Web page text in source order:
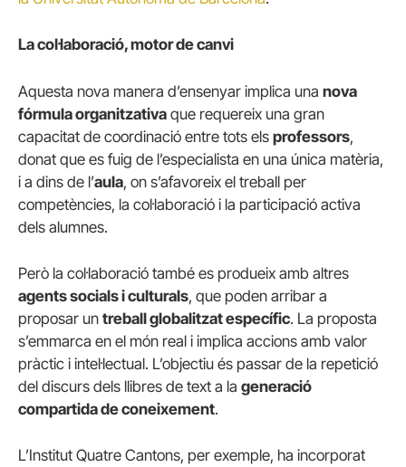
La col·laboració, motor de canvi
Aquesta nova manera d’ensenyar implica una nova
fórmula organitzativa que requereix una gran
capacitat de coordinació entre tots els professors,
donat que es fuig de l’especialista en una única matèria,
i a dins de l’aula, on s’afavoreix el treball per
competències, la col·laboració i la participació activa
dels alumnes.
Però la col·laboració també es produeix amb altres
agents socials i culturals, que poden arribar a
proposar un treball globalitzat específic. La proposta
s’emmarca en el món real i implica accions amb valor
pràctic i intel·lectual. L’objectiu és passar de la repetició
del discurs dels llibres de text a la generació
compartida de coneixement.
L’Institut Quatre Cantons, per exemple, ha incorporat